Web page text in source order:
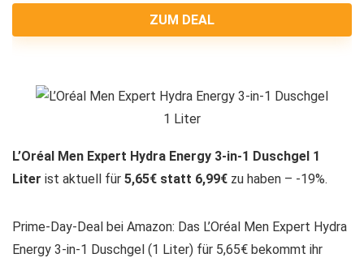
ZUM DEAL
L’Oréal Men Expert Hydra Energy 3-in-1 Duschgel 1
Liter ist aktuell für 5,65€ statt 6,99€ zu haben – -19%.
Prime-Day-Deal bei Amazon: Das L’Oréal Men Expert Hydra
Energy 3-in-1 Duschgel (1 Liter) für 5,65€ bekommt ihr